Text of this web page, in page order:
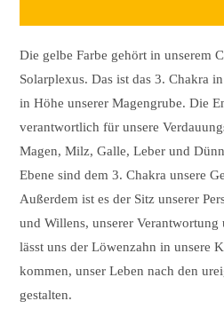
Die gelbe Farbe gehört in unserem
Solarplexus. Das ist das 3. Chakra
in Höhe unserer Magengrube. Die
verantwortlich für unsere
Magen, Milz, Galle, Leber und
Ebene sind dem 3. Chakra unsere
Außerdem ist es der Sitz unserer
und Willens, unserer
lässt uns der Löwenzahn in unsere
kommen, unser Leben nach den
gestalten.